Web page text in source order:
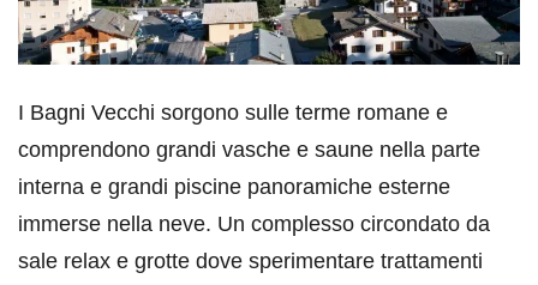
I Bagni Vecchi sorgono sulle terme romane e
comprendono grandi vasche e saune nella parte
interna e grandi piscine panoramiche esterne
immerse nella neve. Un complesso circondato da
sale relax e grotte dove sperimentare trattamenti